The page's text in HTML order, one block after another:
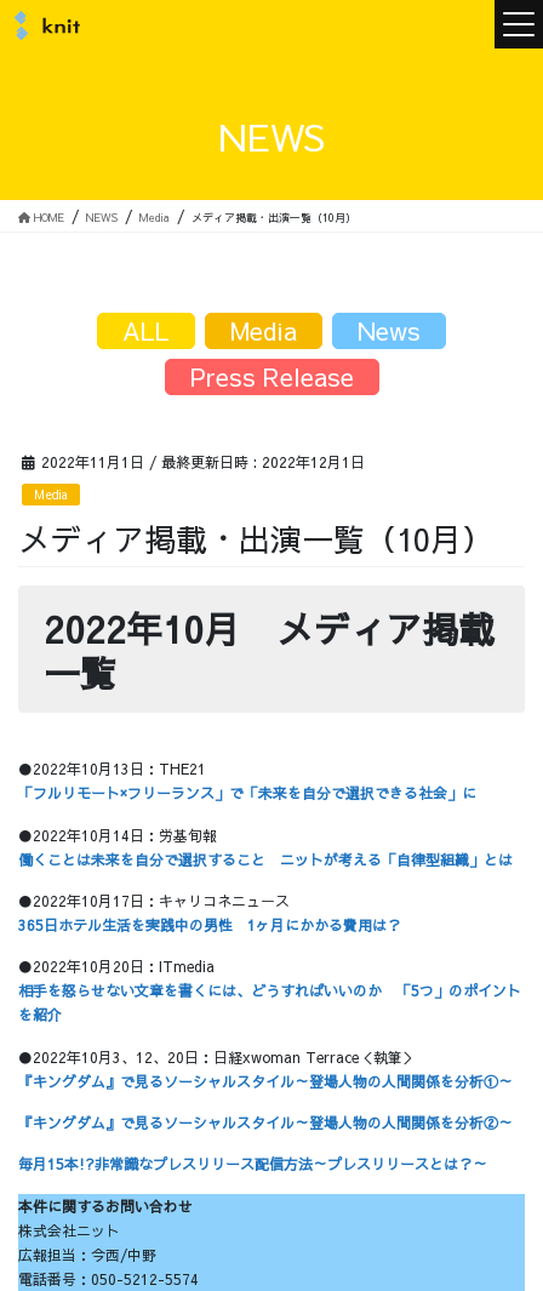
サービス
チームインタビュー02 チームインタビュー03
お問い合わせ
NEWS
HOME NEWS Media メディア掲載・出演一覧（10月）
2022年11月1日 / 最終更新日時 : 2022年12月1日
Media
メディア掲載・出演一覧（10月）
2022年10月 メディア掲載
一覧
●2022年10月13日： THE21
「フルリモート×フリーランス」で「未来を自分で選択できる社会」に
●2022年10月14日： 労基旬報
働くことは未来を自分で選択すること ニットが考える「自律型組織」とは
●2022年10月17日： キャリコネニュース
365日ホテル生活を実践中の男性 1ヶ月にかかる費用は？
●2022年10月20日： ITmedia
相手を怒らせない文章を書くには、どうすればいいのか 「5つ」のポイント
を紹介
●2022年10月3、12、20日：日経xwoman Terrace＜執筆＞
『キングダム』で見るソーシャルスタイル～登場人物の人間関係を分析①～
『キングダム』で見るソーシャルスタイル～登場人物の人間関係を分析②～
毎月15本!?非常識なプレスリリース配信方法～プレスリリースとは？～
本件に関するお問い合わせ
株式会社ニット
広報担当：今西/中野
電話番号：050-5212-5574
ALL Media
News
Press Release